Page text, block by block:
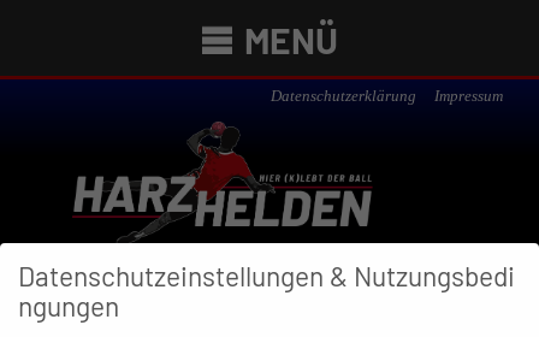
MENÜ
Datenschutzerklärung Impressum
Datenschutzeinstellungen & Nutzungsbedi
ngungen